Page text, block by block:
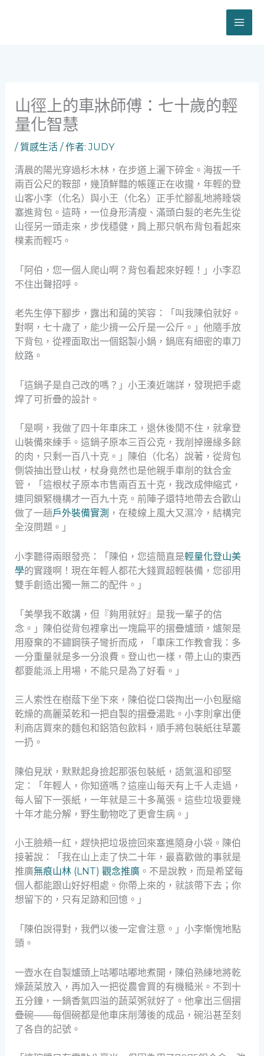
山徑上的車牀師傅：七十歲的輕
量化智慧
/ 質感生活/ 作者:JUDY
清晨的陽光穿過杉木林，在步道上灑下碎金。海拔一千
兩百公尺的鞍部，幾頂鮮豔的帳篷正在收攏，年輕的登
山客小李（化名）與小王（化名）正手忙腳亂地將睡袋
塞進背包。這時，一位身形清瘦、滿頭白髮的老先生從
山徑另一頭走來，步伐穩健，肩上那只帆布背包看起來
樸素而輕巧。
「阿伯，您一個人爬山啊？背包看起來好輕！」小李忍
不住出聲招呼。
老先生停下腳步，露出和藹的笑容：「叫我陳伯就好。
對啊，七十歲了，能少揹一公斤是一公斤。」他隨手放
下背包，從裡面取出一個鋁製小鍋，鍋底有細密的車刀
紋路。
「這鍋子是自己改的嗎？」小王湊近端詳，發現把手處
焊了可折疊的設計。
「是啊，我做了四十年車床工，退休後閒不住，就拿登
山裝備來練手。這鍋子原本三百公克，我削掉邊緣多餘
的肉，只剩一百八十克。」陳伯（化名）說著，從背包
側袋抽出登山杖，杖身竟然也是他親手車削的鈦合金
管，「這根杖子原本市售兩百五十克，我改成伸縮式，
連同鎖緊機構才一百九十克。前陣子還特地帶去合歡山
做了一趟戶外裝備實測 ，在稜線上風大又濕冷，結構完
全沒問題。」
小李聽得兩眼發亮：「陳伯，您這簡直是輕量化登山美
學的實踐啊！現在年輕人都花大錢買超輕裝備，您卻用
雙手創造出獨一無二的配件。」
「美學我不敢講，但『夠用就好』是我一輩子的信
念。」陳伯從背包裡拿出一塊扁平的摺疊爐頭，爐架是
用廢棄的不鏽鋼筷子彎折而成，「車床工作教會我：多
一分重量就是多一分浪費。登山也一樣，帶上山的東西
都要能派上用場，不能只是為了好看。」
三人索性在樹蔭下坐下來，陳伯從口袋掏出一小包壓縮
乾燥的高麗菜乾和一把自製的摺疊湯匙。小李則拿出便
利商店買來的麵包和鋁箔包飲料，順手將包裝紙往草叢
一扔。
陳伯見狀，默默起身撿起那張包裝紙，語氣溫和卻堅
定：「年輕人，你知道嗎？這座山每天有上千人走過，
每人留下一張紙，一年就是三十多萬張。這些垃圾要幾
十年才能分解，野生動物吃了更會生病。」
小王臉頰一紅，趕快把垃圾撿回來塞進隨身小袋。陳伯
接著說：「我在山上走了快二十年，最喜歡做的事就是
推廣無痕山林 (LNT) 觀念推廣。不是說教，而是希望每
個人都能跟山好好相處。你帶上來的，就該帶下去；你
想留下的，只有足跡和回憶。」
「陳伯說得對，我們以後一定會注意。」小李慚愧地點
頭。
一壺水在自製爐頭上咕嘟咕嘟地煮開，陳伯熟練地將乾
燥蔬菜放入，再加入一把從農會買的有機糙米。不到十
五分鐘，一鍋香氣四溢的蔬菜粥就好了。他拿出三個摺
疊碗——每個碗都是他車床削薄後的成品，碗沿甚至刻
了各自的記號。